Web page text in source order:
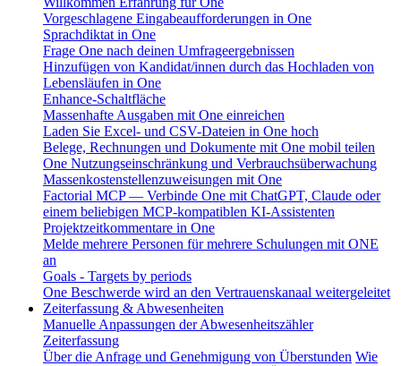
Vorgeschlagene Eingabeaufforderungen in One
Sprachdiktat in One
Frage One nach deinen Umfrageergebnissen
Hinzufügen von Kandidat/innen durch das Hochladen von
Lebensläufen in One
Enhance-Schaltfläche
Massenhafte Ausgaben mit One einreichen
Laden Sie Excel- und CSV-Dateien in One hoch
Belege, Rechnungen und Dokumente mit One mobil teilen
One Nutzungseinschränkung und Verbrauchsüberwachung
Massenkostenstellenzuweisungen mit One
Factorial MCP — Verbinde One mit ChatGPT, Claude oder
einem beliebigen MCP-kompatiblen KI-Assistenten
Projektzeitkommentare in One
Melde mehrere Personen für mehrere Schulungen mit ONE
an
Goals - Targets by periods
One Beschwerde wird an den Vertrauenskanaal weitergeleitet
Zeiterfassung & Abwesenheiten
Manuelle Anpassungen der Abwesenheitszähler
Zeiterfassung
Über die Anfrage und Genehmigung von Überstunden Wie